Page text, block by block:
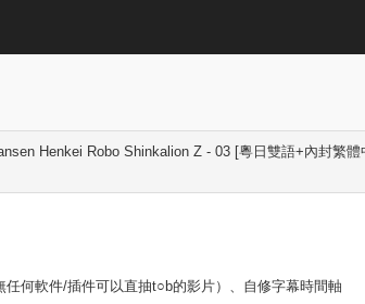
Henkei Robo Shinkalion Z - 03 [粵日雙語+內封繁體
何軟件/插件可以直抽t○b的影片）、自修字幕時間軸